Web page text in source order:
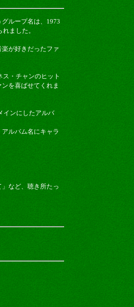
ループ名は、1973
ました。
が好きだったファ
・チャンのヒット
を喜ばせてくれま
インにしたアルバ
ルバム名にキャラ
など、聴き所たっ